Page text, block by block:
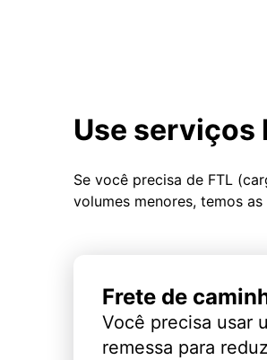
Use serviços
Se você precisa de FTL
volumes menores, temos
Frete de
Você precisa usar
remessa para